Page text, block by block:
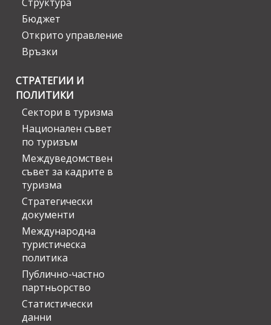
Бюджет
Открито управление
Връзки
СТРАТЕГИИ И
ПОЛИТИКИ
Сектори в туризма
Национален съвет
по туризъм
Междуведомствен
съвет за кадрите в
туризма
Стратегически
документи
Международна
туристическа
политика
Публично-частно
партньорство
Статистически
данни